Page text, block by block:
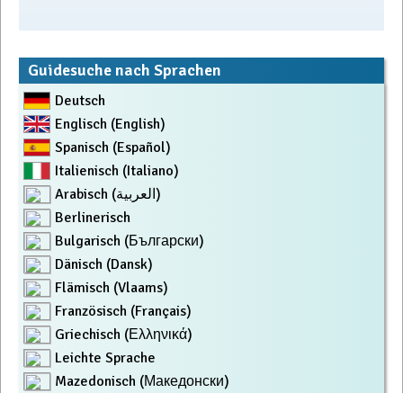
Guidesuche nach Sprachen
Deutsch
Englisch (English)
Spanisch (Español)
Italienisch (Italiano)
Arabisch (العربية)
Berlinerisch
Bulgarisch (Български)
Dänisch (Dansk)
Flämisch (Vlaams)
Französisch (Français)
Griechisch (Ελληνικά)
Leichte Sprache
Mazedonisch (Македонски)